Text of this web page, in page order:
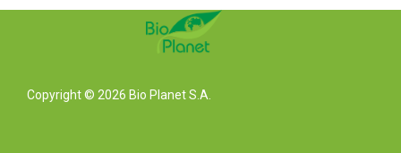
Copyright © 2026 Bio Planet S.A.